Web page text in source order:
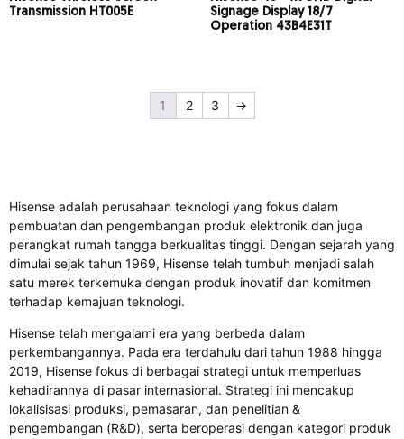
Hisense adalah perusahaan teknologi yang fokus dalam
pembuatan dan pengembangan produk elektronik dan juga
perangkat rumah tangga berkualitas tinggi. Dengan sejarah yang
dimulai sejak tahun 1969, Hisense telah tumbuh menjadi salah
satu merek terkemuka dengan produk inovatif dan komitmen
terhadap kemajuan teknologi.
Hisense telah mengalami era yang berbeda dalam
perkembangannya. Pada era terdahulu dari tahun 1988 hingga
2019, Hisense fokus di berbagai strategi untuk memperluas
kehadirannya di pasar internasional. Strategi ini mencakup
lokalisisasi produksi, pemasaran, dan penelitian &
pengembangan (R&D), serta beroperasi dengan kategori produk
Transmission HT005E
Signage Display 18/7
Operation 43B4E31T
1 2 3 →